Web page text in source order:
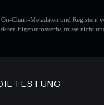
Chain-Metadaten und
Eigentumsverhältnisse nicht
FESTUNG